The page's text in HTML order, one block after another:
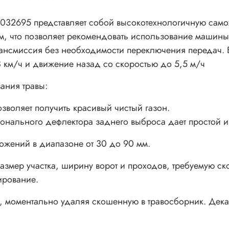
высоты
Емкость травосборника, л
130
Тип стартера
электрический
Фара
Да
травосборника
Макс. скорость движения вперед
(передвижение/кошение), км/ч
8,0
Макс. скорость движения назад,
км/ч
5,5
Тип трансмиссии
автоматическая
Радиус поворота, мм
650
представляет собой высокотехнологичную
позволяет рекомендовать использование
без необходимости переключения
км/ч и движение назад со скоростью до 5,5 м/ч
травы:
получить красивый чистый газон.
дефлектора заднего выброса дает простой
в диапазоне от 30 до 90 мм.
участка, ширину ворот и проходов, требуемую
удаляя скошенную в травосборник. Дека